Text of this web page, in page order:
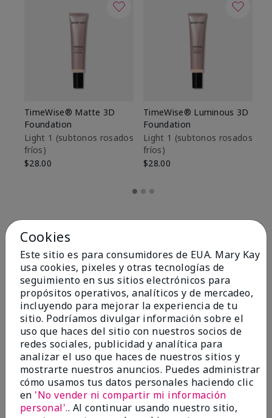
TimeWise® Matte 3D
Foundation
Light 1​ (subtonos rosados
fríos)
$28.00
TimeWise® Luminous 3D
Foundation
Light 1​ (subtonos rosados
fríos)
$28.00
OPINIONES
4.8
Cookies
Este sitio es para consumidores de EUA. Mary Kay
usa cookies, pixeles y otras tecnologías de
seguimiento en sus sitios electrónicos para
propósitos operativos, analíticos y de mercadeo,
incluyendo para mejorar la experiencia de tu
sitio. Podríamos divulgar información sobre el
uso que haces del sitio con nuestros socios de
redes sociales, publicidad y analítica para
analizar el uso que haces de nuestros sitios y
mostrarte nuestros anuncios. Puedes administrar
cómo usamos tus datos personales haciendo clic
en 'No vender ni compartir mi información
personal'.. Al continuar usando nuestro sitio,